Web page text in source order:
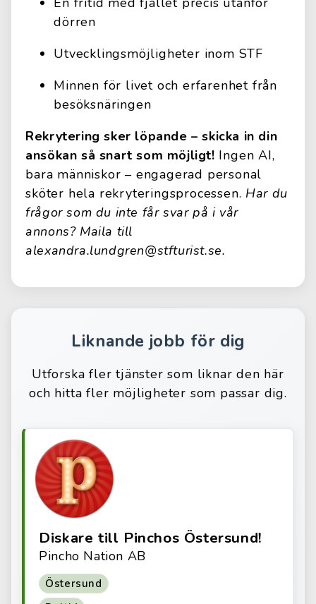
dörren
Utvecklingsmöjligheter inom STF
Minnen för livet och erfarenhet från
besöksnäringen
Rekrytering sker löpande – skicka in din
ansökan så snart som möjligt! Ingen AI,
bara människor – engagerad personal
sköter hela rekryteringsprocessen. Har du
frågor som du inte får svar på i vår
annons? Maila till
alexandra.lundgren@stfturist.se.
Liknande jobb för dig
Utforska fler tjänster som liknar den här
och hitta fler möjligheter som passar dig.
Diskare till Pinchos Östersund!
Pincho Nation AB
Östersund